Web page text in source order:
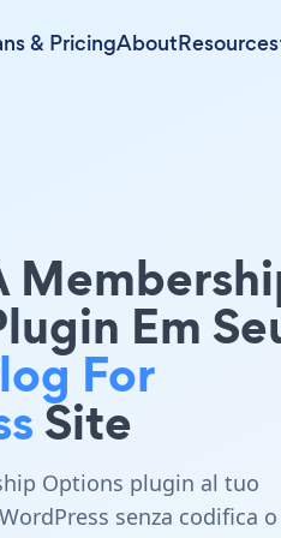
& PricingAboutResources
Em
For
Site
Options plugin al tuo
senza codifica o